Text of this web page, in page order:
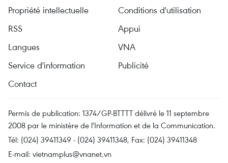
Propriété intellectuelle
Conditions d'utilisation
RSS
Appui
Langues
VNA
Service d'information
Publicité
Contact
Permis de publication: 1374/GP-BTTTT délivré le 11 septembre
2008 par le ministère de l'Information et de la Communication.
Tél: (024) 39411349 - (024) 39411348, Fax: (024) 39411348
E-mail: vietnamplus@vnanet.vn